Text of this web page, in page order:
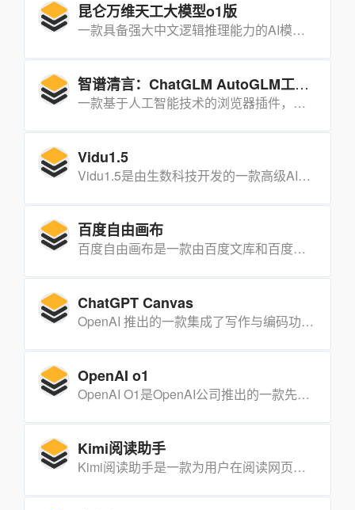
昆仑万维天工大模型o1版
一款具备强大中文逻辑推理能力的AI模型，能够处理复杂的数学、代码和逻辑推理任务。
智谱清言：ChatGLM AutoGLM工作学习助手
一款基于人工智能技术的浏览器插件，旨在通过自然语言处理技术，帮助用户自动化执行网页和手机上的任务。
Vidu1.5
Vidu1.5是由生数科技开发的一款高级AI视频生成平台，能够根据文本、图片或视频输入生成具有高度一致性和动态性的视频。
百度自由画布
百度自由画布是一款由百度文库和百度网盘联合推出的多模态AI创作平台。（目前正开启公测）
ChatGPT Canvas
OpenAI 推出的一款集成了写作与编码功能的全新工具，旨在通过与 ChatGPT 的合作，为用户提供一个更加直观和高效的编写与编码项目界面。
OpenAI o1
OpenAI O1是OpenAI公司推出的一款先进的人工智能模型，旨在通过自然语言处理技术，为用户提供高效、智能的文本生成和处理服务。
Kimi阅读助手
Kimi阅读助手是一款为用户在阅读网页内容时提供辅助的浏览器插件。